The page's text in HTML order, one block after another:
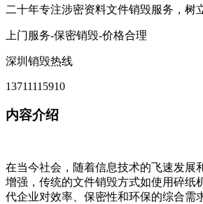
二十年专注涉密资料文件销毁服务，树
上门服务-保密销毁-价格合理
深圳销毁热线
13711115910
内容介绍
在当今社会，随着信息技术的飞速发展
增强，传统的文件销毁方式如使用碎纸
代企业对效率、保密性和环保的综合需